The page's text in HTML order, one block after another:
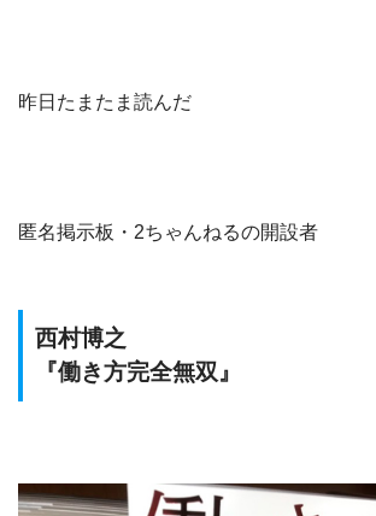
昨日たまたま読んだ
匿名掲示板・2ちゃんねるの開設者
西村博之
『働き方完全無双』